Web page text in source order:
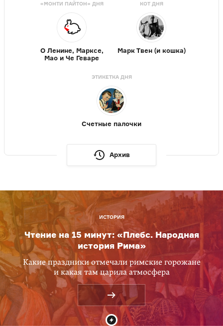
«МОНТИ ПАЙТОН» ДНЯ
О Ленине, Марксе,
Мао и Че Геваре
КОТ ДНЯ
Марк Твен (и кошка)
ЭТИКЕТКА ДНЯ
Счетные палочки
Архив
ИСТОРИЯ
Чтение на 15 минут: «Плебс. Народная
история Рима»
Какие праздники отмечали римские горожане
и какая там царила атмосфера